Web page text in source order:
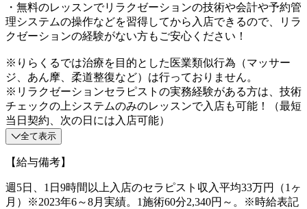
・無料のレッスンでリラクゼーションの技術や会計や予約管
理システムの操作などを習得してから入店できるので、リラ
クゼーションの経験がない方もご安心ください！
※りらくるでは治療を目的とした医業類似行為（マッサー
ジ、あん摩、柔道整復など）は行っておりません。
※リラクゼーションセラピストの実務経験がある方は、技術
チェックの上システムのみのレッスンで入店も可能！（最短
当日契約、次の日には入店可能）
全て表示
【給与備考】
週5日、1日9時間以上入店のセラピスト収入平均33万円（1ヶ
月）※2023年6～8月実績。1施術60分2,340円～。※時給表記